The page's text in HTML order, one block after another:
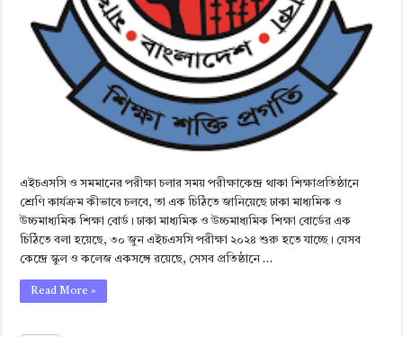
এইচএসসি ও সমমানের পরীক্ষা চলার সময় পরীক্ষাকেন্দ্র থাকা শিক্ষাপ্রতিষ্ঠানে
শ্রেণি কার্যক্রম কীভাবে চলবে, তা এক চিঠিতে জানিয়েছে ঢাকা মাধ্যমিক ও
উচ্চমাধ্যমিক শিক্ষা বোর্ড। ঢাকা মাধ্যমিক ও উচ্চমাধ্যমিক শিক্ষা বোর্ডের এক
চিঠিতে বলা হয়েছে, ৩০ জুন এইচএসসি পরীক্ষা ২০২৪ শুরু হতে যাচ্ছে। যেসব
কেন্দ্রে স্কুল ও কলেজ একসঙ্গে রয়েছে, সেসব প্রতিষ্ঠানে …
Read More »